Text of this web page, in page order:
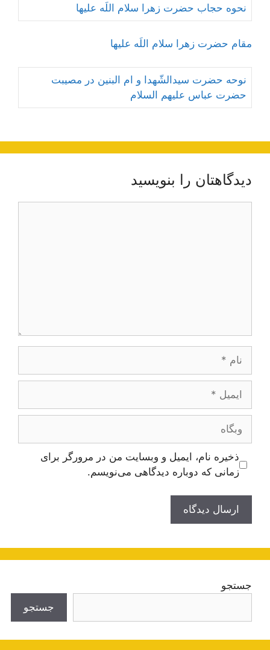
نحوه حجاب حضرت زهرا سلام اللَه علیها
مقام حضرت زهرا سلام اللَه علیها
نوحه حضرت سیدالشّهدا و ام البنین در مصیبت
حضرت عباس علیهم السلام
دیدگاهتان را بنویسید
ایمیل
وبگاه
ذخیره نام، ایمیل و وبسایت من در مرورگر برای
زمانی که دوباره دیدگاهی می‌نویسم.
جستجو
جستجو